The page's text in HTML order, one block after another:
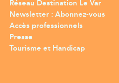
Réseau Destination Le Var
Newsletter : Abonnez-vous
Accès professionnels
Presse
Tourisme et Handicap